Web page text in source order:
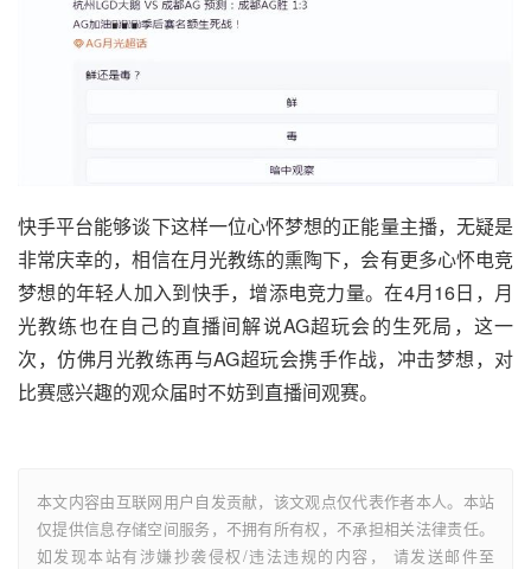
快手平台能够谈下这样一位心怀梦想的正能量主播，无疑是
非常庆幸的，相信在月光教练的熏陶下，会有更多心怀电竞
梦想的年轻人加入到快手，增添电竞力量。在4月16日，月
光教练也在自己的直播间解说AG超玩会的生死局，这一
次，仿佛月光教练再与AG超玩会携手作战，冲击梦想，对
比赛感兴趣的观众届时不妨到直播间观赛。
本文内容由互联网用户自发贡献，该文观点仅代表作者本人。本站
仅提供信息存储空间服务，不拥有所有权，不承担相关法律责任。
如发现本站有涉嫌抄袭侵权/违法违规的内容， 请发送邮件至